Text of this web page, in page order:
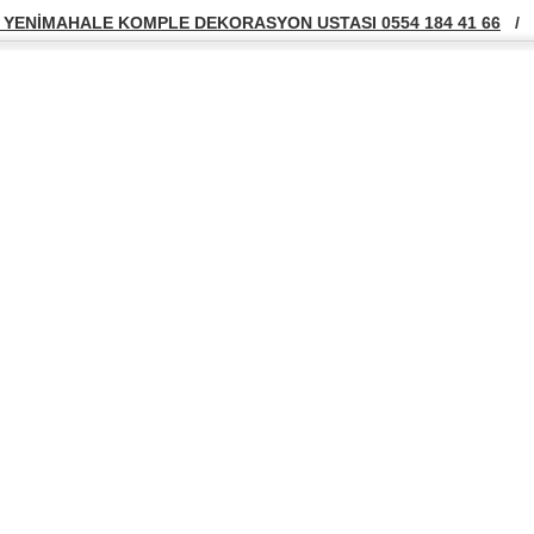
KOMPLE DEKORASYON USTASI 0554 184 41 66 /